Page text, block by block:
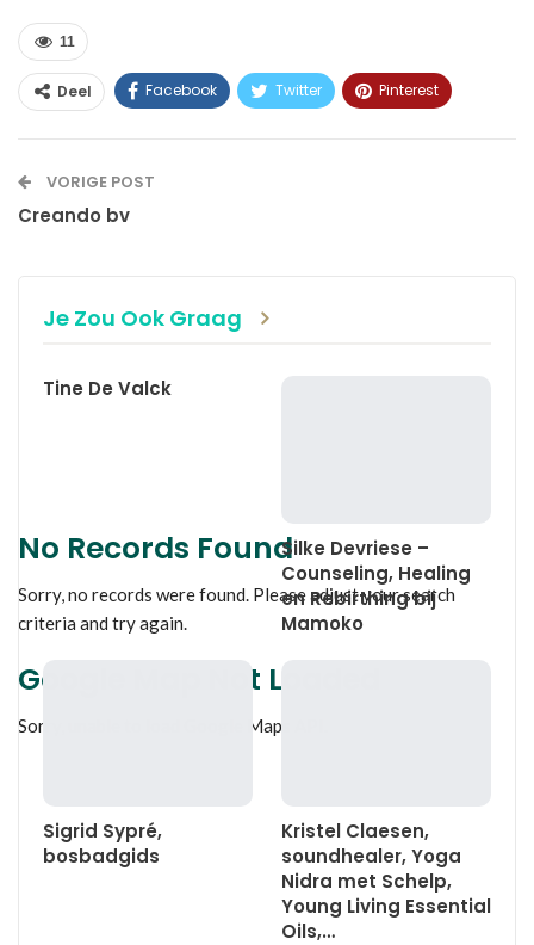
No Records Found
Sorry, no records were found. Please adjust your search
criteria and try again.
Google Map Not Loaded
Sorry, unable to load Google Maps API.
11
Deel Facebook Twitter Pinterest
VORIGE POST
Creando bv
Je Zou Ook Graag
Tine De Valck
Silke Devriese –
Counseling, Healing
en Rebirthing bij
Mamoko
Sigrid Sypré,
bosbadgids
Kristel Claesen,
soundhealer, Yoga
Nidra met Schelp,
Young Living Essential
Oils,…